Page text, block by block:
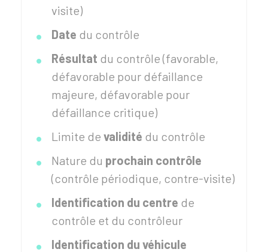
visite)
Date du contrôle
Résultat du contrôle (favorable,
défavorable pour défaillance
majeure, défavorable pour
défaillance critique)
Limite de validité du contrôle
Nature du prochain contrôle
(contrôle périodique, contre-visite)
Identification du centre de
contrôle et du contrôleur
Identification du véhicule